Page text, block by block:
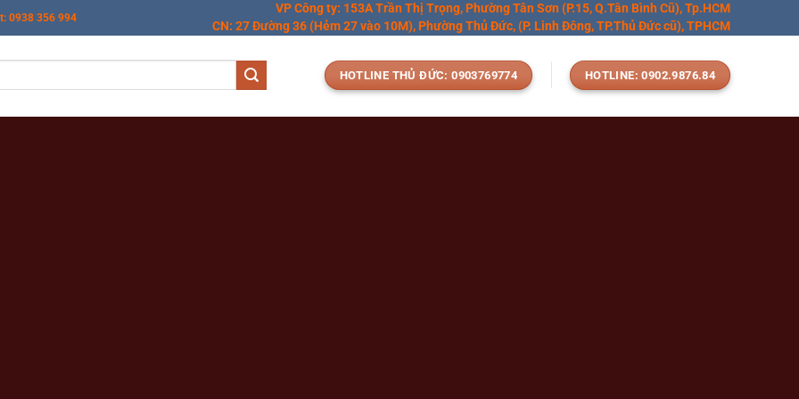
0938 356 994
VP Công ty: 153A Trần Thị Trọng, Phường Tân Sơn (P.15, Q.Tân Bình Cũ), Tp.HCM
CN: 27 Đường 36 (Hẻm 27 vào 10M), Phường Thủ Đức, (P. Linh Đông, TP.Thủ Đức cũ), TPHCM
HOTLINE THỦ ĐỨC: 0903769774 HOTLINE: 0902.9876.84